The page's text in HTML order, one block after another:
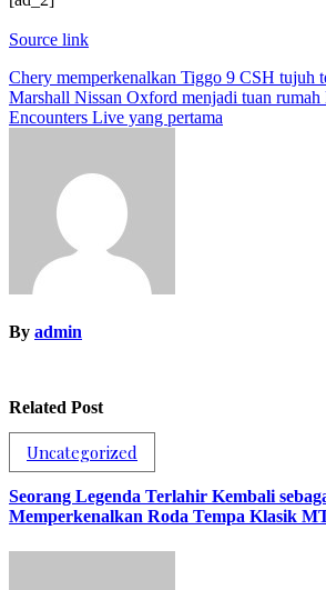
Source link
Post
navigation
Chery memperkenalkan Tiggo 9 CSH tujuh
Marshall Nissan Oxford menjadi tuan rumah
Encounters Live yang pertama
By admin
Related Post
Uncategorized
Seorang Legenda Terlahir Kembali
Memperkenalkan Roda Tempa Klasik